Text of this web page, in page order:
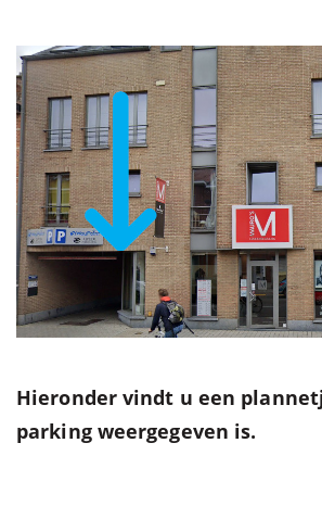
Hieronder vindt u een
parking weergegeven is.